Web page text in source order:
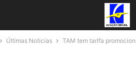
Últimas Noticias TAM tem tarifa